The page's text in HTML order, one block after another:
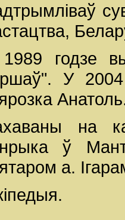
годзе
У
на
ў
а.